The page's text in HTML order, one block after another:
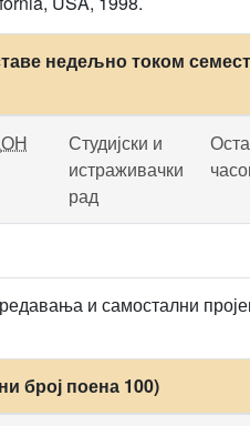
недељно током
Студијски и
истраживачки
рад
и самостални
број поена 100)